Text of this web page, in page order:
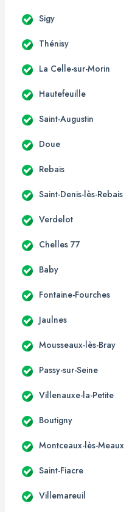
Sigy
Thénisy
La Celle-sur-Morin
Hautefeuille
Saint-Augustin
Doue
Rebais
Saint-Denis-lès-Rebais
Verdelot
Chelles 77
Baby
Fontaine-Fourches
Jaulnes
Mousseaux-lès-Bray
Passy-sur-Seine
Villenauxe-la-Petite
Boutigny
Montceaux-lès-Meaux
Saint-Fiacre
Villemareuil